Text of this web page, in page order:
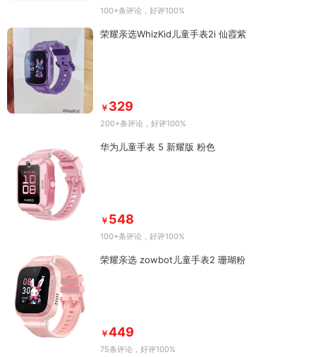
100+条评论 ，好评100%
荣耀亲选WhizKid儿童手表2i 仙霞紫
￥ 329
200+条评论 ，好评100%
华为儿童手表 5 新耀版 粉色
￥ 548
100+条评论 ，好评100%
荣耀亲选 zowbot儿童手表2 珊瑚粉
￥449
75条评论 ，好评100%